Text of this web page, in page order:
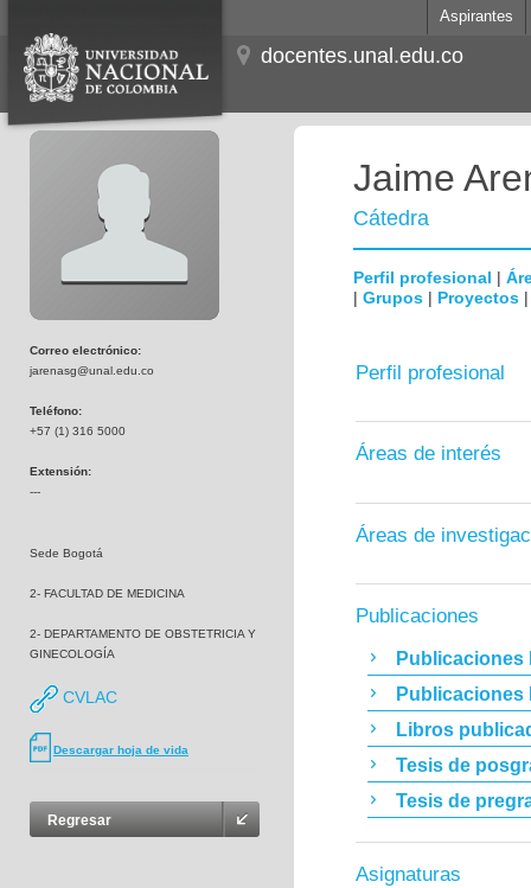
Aspirantes
docentes.unal.edu.co
Correo electrónico:
jarenasg@unal.edu.co
Teléfono:
+57 (1) 316 5000
Extensión:
---
Sede Bogotá
2- FACULTAD DE MEDICINA
2- DEPARTAMENTO DE OBSTETRICIA Y
GINECOLOGÍA
CVLAC
Descargar hoja de vida
Regresar
Jaime
Cátedra
Perfil profesional |
| Grupos | Proyectos
Perfil profesional
Áreas de interés
Áreas de
Publicaciones
Publicaciones
Publicaciones
Libros
Tesis de
Tesis de
Asignaturas